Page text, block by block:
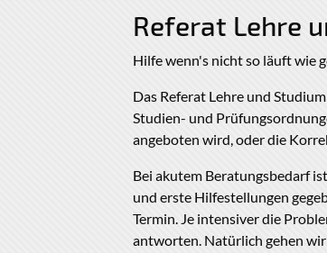
Referat Lehre
Hilfe wenn's nicht so läuft wie
Das Referat Lehre und
Studien- und
angeboten wird, oder die
Bei akutem Beratungsbedarf
und erste Hilfestellungen
Termin. Je intensiver die
antworten. Natürlich gehen